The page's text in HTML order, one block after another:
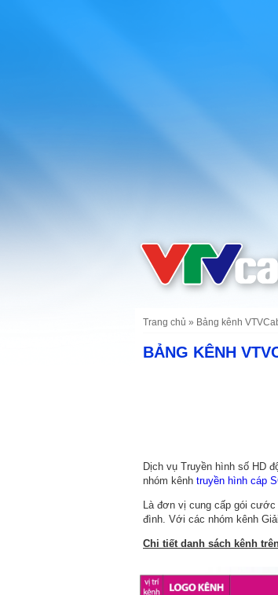
Trang chủ » Bảng kênh
BẢNG KÊNH
Dịch vụ Truyền hình số HD
nhóm kênh truyền hình cáp
Là đơn vị cung cấp gói
đình. Với các nhóm kênh
Chi tiết danh sách kênh